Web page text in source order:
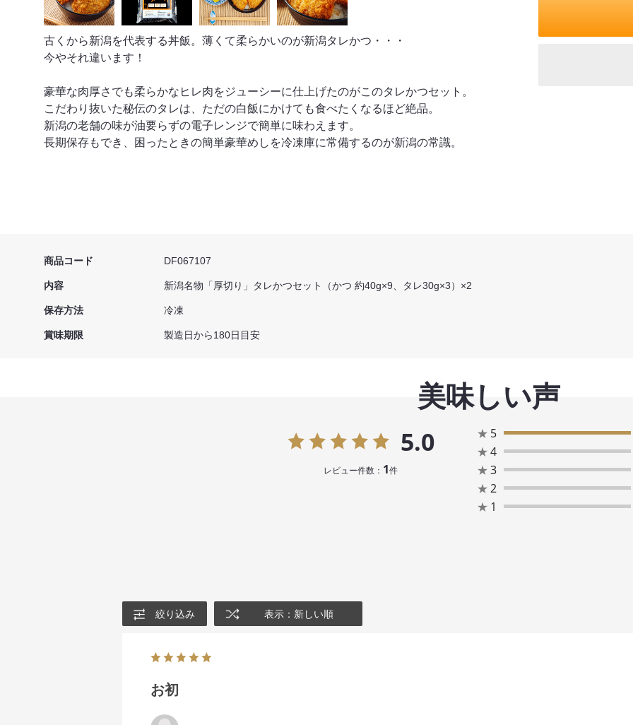
古くから新潟を代表する丼飯。薄くて柔らかいのが新潟タレかつ・・・
今やそれ違います！
豪華な肉厚さでも柔らかなヒレ肉をジューシーに仕上げたのがこのタレかつセット。
こだわり抜いた秘伝のタレは、ただの白飯にかけても食べたくなるほど絶品。
新潟の老舗の味が油要らずの電子レンジで簡単に味わえます。
長期保存もでき、困ったときの簡単豪華めしを冷凍庫に常備するのが新潟の常識。
商品コード DF067107
内容 新潟名物「厚切り」タレかつセット（かつ 約40g×9、タレ30g×3）×2
保存方法 冷凍
賞味期限 製造日から180日目安
美味しい声
5.0
レビュー件数： 1件
★ 5
★4
★3
★2
★ 1
絞り込み 表示：新しい順
お初